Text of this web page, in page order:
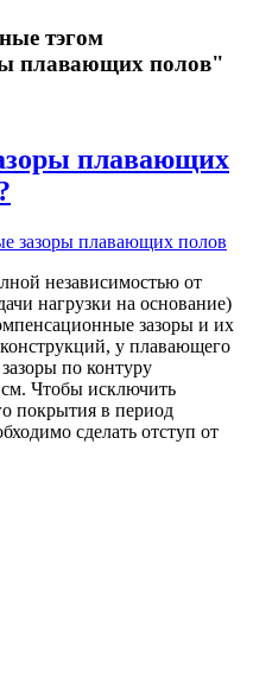
тэгом
плавающих полов"
плавающих
зазоры плавающих полов
независимостью от
нагрузки на основание)
зазоры и их
у плавающего
по контуру
Чтобы исключить
покрытия в период
сделать отступ от